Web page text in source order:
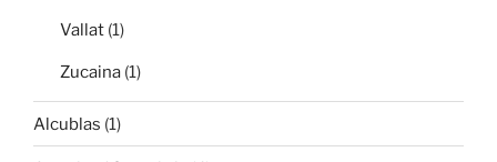
Vallat (1)
Zucaina (1)
Alcublas (1)